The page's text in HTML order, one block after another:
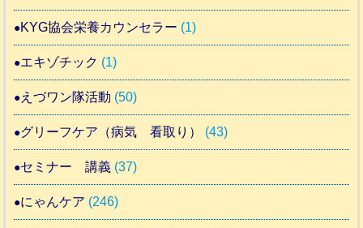
KYG協会栄養カウンセラー (1)
エキゾチック (1)
えづワン隊活動 (50)
グリーフケア（病気 看取り） (43)
セミナー 講義 (37)
にゃんケア (246)